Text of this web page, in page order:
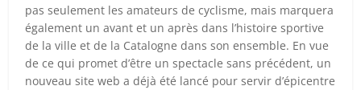
pas seulement les amateurs de cyclisme, mais marquera
également un avant et un après dans l’histoire sportive
de la ville et de la Catalogne dans son ensemble. En vue
de ce qui promet d’être un spectacle sans précédent, un
nouveau site web a déjà été lancé pour servir d’épicentre